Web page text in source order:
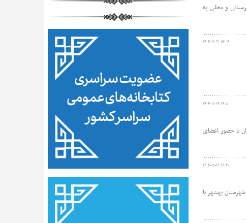
و محلی به
۱۴۰۴-۱۱-۲۱ ۱۹:۰۶
۱۴۰۴-۱۱-۱۹ ۱۶:۵۰
با حضور اعضای
۱۴۰۴-۱۱-۱۹ ۱۶:۲۰
بهشهر با